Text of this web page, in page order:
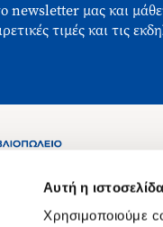
Αυτή η
Χρησιμοποιούμε
newsletter μας και
τιμές και τις
106 79